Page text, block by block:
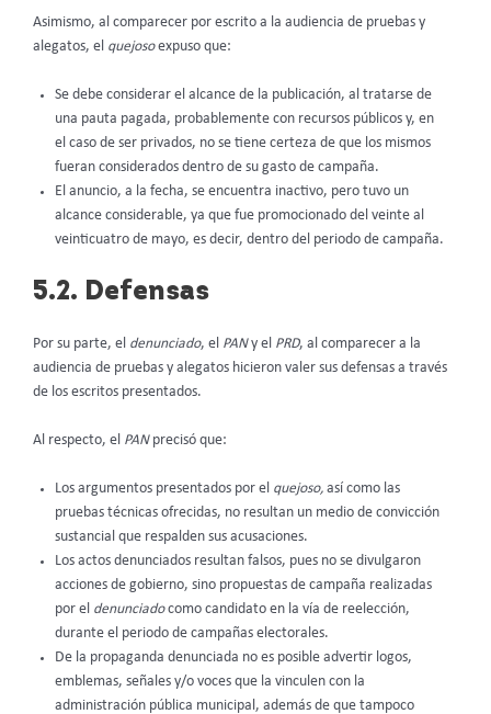
Asimismo, al comparecer por escrito a la audiencia de pruebas y
alegatos, el quejosoexpuso que:
Se debe considerar el alcance de la publicación, al tratarse de
una pauta pagada, probablemente con recursos públicos y, en
el caso de ser privados, no se tiene certeza de que los mismos
fueran considerados dentro de su gasto de campaña.
El anuncio, a la fecha, se encuentra inactivo, pero tuvo un
alcance considerable, ya que fue promocionado del veinte al
veinticuatro de mayo, es decir, dentro del periodo de campaña.
5.2. Defensas
Por su parte, el denunciado, el PANy el PRD, al comparecer a la
audiencia de pruebas y alegatos hicieron valer sus defensas a través
de los escritos presentados.
Al respecto, el PANprecisó que:
Los argumentos presentados por el quejoso, así como las
pruebas técnicas ofrecidas, no resultan un medio de convicción
sustancial que respalden sus acusaciones.
Los actos denunciados resultan falsos, pues no se divulgaron
acciones de gobierno, sino propuestas de campaña realizadas
por el denunciadocomo candidato en la vía de reelección,
durante el periodo de campañas electorales.
De la propaganda denunciada no es posible advertir logos,
emblemas, señales y/o voces que la vinculen con la
administración pública municipal, además de que tampoco